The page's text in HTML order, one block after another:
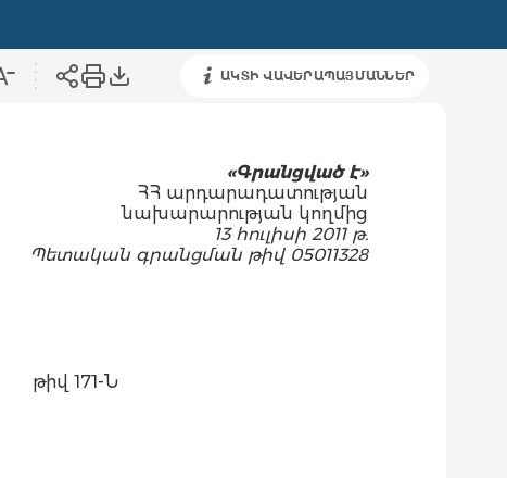
ԱԿՏԻ ՎԱՎԵՐԱՊԱՅՄԱՆՆԵՐ
«Գրանցված է»
ՀՀ արդարադատության
նախարարության կողմից
13 հուլիսի 2011 թ.
Պետական գրանցման թիվ 05011328
թիվ 171-Ն